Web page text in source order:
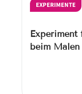
EXPERIMENTE
beim